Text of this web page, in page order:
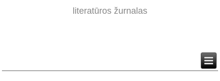
literatūros žurnalas